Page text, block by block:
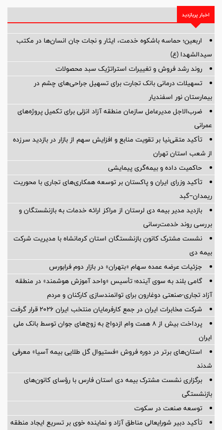
اخبار پربازدید
اربعین؛ حماسه باشکوه خدمت، ایثار و نجات جان انسان‌ها در مکتب
سیدالشهدا (ع)
روند رشد فروش و تغییرات استراتژیک سبد محصولات
تسهیلات درمانی بانک تجارت برای تسهیل جراحی‌های چشم در
بیمارستان نور اسفندیار
ضرب‌الاجل مدیرعامل سازمان منطقه آزاد انزلی برای تكمیل پروژه‌های
عمرانی
تأکید متقی‌نیا بر تقویت منابع و افزایش سهم از بازار در بازدید سرزده
از شعب استان تهران
حاکمیت داده و بیمه‌گری پیمایشی
تأکید وزرای ایران و پاکستان بر توسعه همکاری‌های تجاری با محوریت
ریمدان–گبد
بازدید مدیر بیمه دی لرستان از مراکز ارائه خدمات به بازنشستگان و
بررسی روند خدمت‌رسانی
نشست مشترک کانون بازنشستگان استان کرمانشاه با مدیریت شرکت
بیمه دی
جزئیات عرضه عمده سهام «بتهران» در بازار دوم فرابورس
گامی بلند به سوی آینده؛ تأسیس «واحد آموزش هوشمند» در منطقه
آزاد تجاری-صنعتی دوغارون برای توانمندسازی کارکنان و مردم
شرکت مخابرات ایران در جمع کارفرمایان منتخب ایران ۲۰۲۶ قرار گرفت
پرداخت بیش از ۸ همت وام ازدواج به زوج‌های جوان توسط بانک ملی
ایران
استان‌های برتر در دوره فروش «فستیوال گل طلایی بیمه آسیا» معرفی
شدند
برگزاری نشست مشترک بیمه دی استان فارس با رؤسای کانون‌های
بازنشستگی
توسعه صنعت در سکوت
تأکید دبیر شورایعالی مناطق آزاد و نماینده خوی بر تسریع ایجاد منطقه